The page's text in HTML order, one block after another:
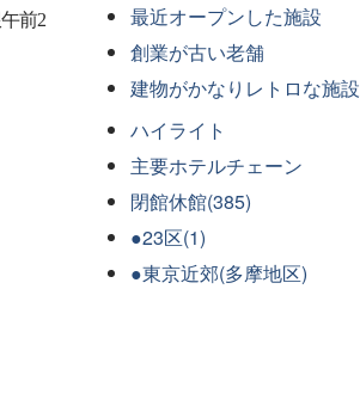
前2
最近オープンした施設
創業が古い老舗
建物がかなりレトロな施設
ハイライト
主要ホテルチェーン
閉館休館(385)
●23区(1)
●東京近郊(多摩地区)